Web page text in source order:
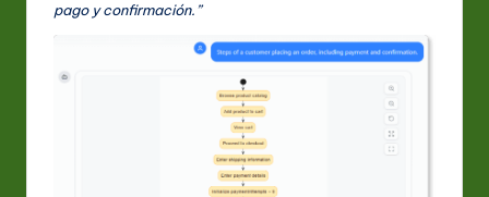
pago y confirmación.”